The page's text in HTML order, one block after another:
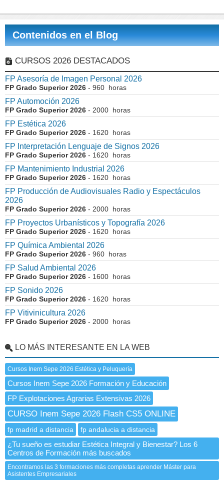
Contenidos en el Blog
CURSOS 2026 DESTACADOS
FP Asesoría de Imagen Personal 2026
FP Grado Superior 2026 - 960 horas
FP Automoción 2026
FP Grado Superior 2026 - 2000 horas
FP Estética 2026
FP Grado Superior 2026 - 1620 horas
FP Interpretación Lenguaje de Signos 2026
FP Grado Superior 2026 - 1620 horas
FP Mantenimiento Industrial 2026
FP Grado Superior 2026 - 1620 horas
FP Producción de Audiovisuales Radio y Espectáculos
2026
FP Grado Superior 2026 - 2000 horas
FP Proyectos Urbanísticos y Topografía 2026
FP Grado Superior 2026 - 1620 horas
FP Química Ambiental 2026
FP Grado Superior 2026 - 960 horas
FP Salud Ambiental 2026
FP Grado Superior 2026 - 1600 horas
FP Sonido 2026
FP Grado Superior 2026 - 1620 horas
FP Vitivinicultura 2026
FP Grado Superior 2026 - 2000 horas
LO MÁS INTERESANTE EN LA WEB
Cursos Inem Sepe 2026 Estética y Peluquería
Cursos Inem Sepe 2026 Formación y Educación
FP Explotaciones Agrarias Extensivas 2026
CURSO Inem Sepe 2026 Flash CS5 ONLINE
fp madrid a distancia fp andalucia a distancia
¿Tu sueño es estudiar Estética Integral y Bienestar? Los 6
Centros de Formación más buscados
Encontramos las 3 formaciones más completas aprender Máster para
Asistentes Empresariales